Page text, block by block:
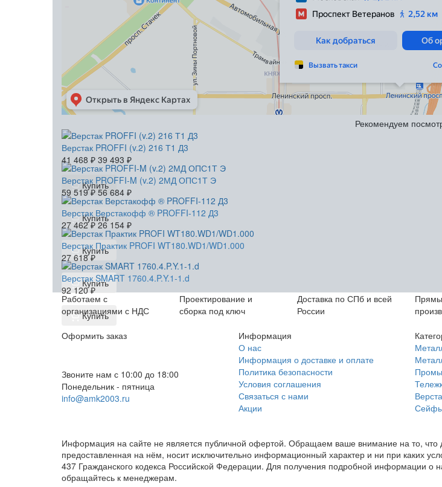
Рекомендуем
Верстак PROFFI (v.2) 216 Т1 Д3
41 468 ₽ 39 493 ₽
Купить
Верстак PROFFI-M (v.2) 2МД ОПС1Т Э
59 519₽ 56 684 ₽
Купить
Верстак Верстакофф ® PROFFI-112 Д3
27 462₽ 26 154 ₽
Купить
Верстак Практик PROFI WT180.WD1/WD1.000
27 618₽
Купить
Верстак SMART 1760.4.P.Y.1-1.d
92 120₽
Купить
Работаем с
организациями с НДС
Проектирование и
сборка под ключ
Доставка по СПб и всей
России
Оформить заказ
Звоните нам с 10:00 до 18:00
Понедельник - пятница
info@amk2003.ru
Информация
О нас
Информация о доставке и оплате
Политика безопасности
Условия соглашения
Связаться с нами
Акции
Информация на сайте не является публичной офертой. Обращаем ваше внимание на то, что
предоставленная на нём, носит исключительно информационный характер и ни при каких
437 Гражданского кодекса Российской Федерации. Для получения подробной информации о
обращайтесь к менеджерам.